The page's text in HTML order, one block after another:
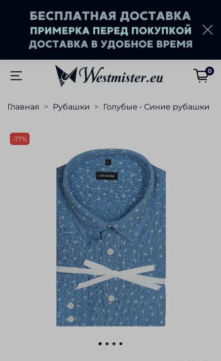
0
Главная Рубашки Голубые • Синие рубашки
-17%